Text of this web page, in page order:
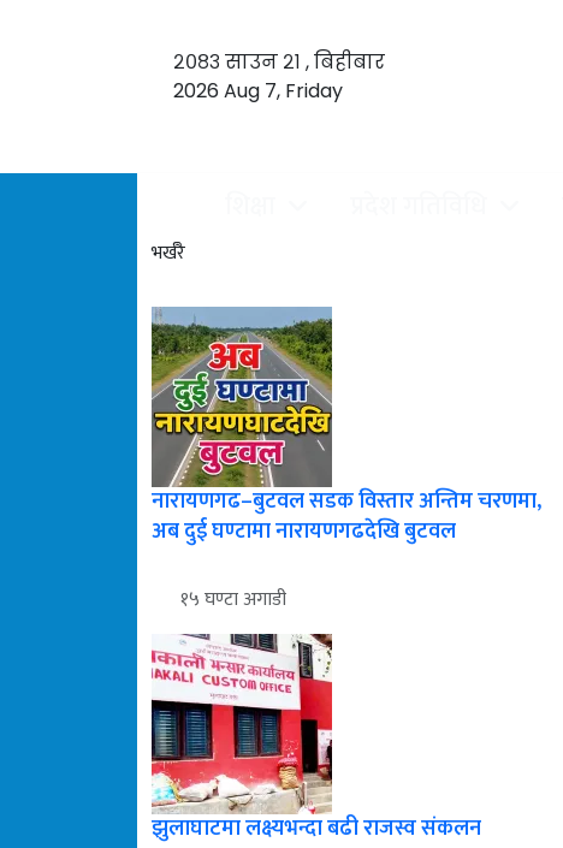
२०८३ साउन २१ , बिहीबार
2026 Aug 7, Friday
भर्खरै
नारायणगढ–बुटवल सडक विस्तार अन्तिम चरणमा,
अब दुई घण्टामा नारायणगढदेखि बुटवल
१५ घण्टा अगाडी
झुलाघाटमा लक्ष्यभन्दा बढी राजस्व संकलन